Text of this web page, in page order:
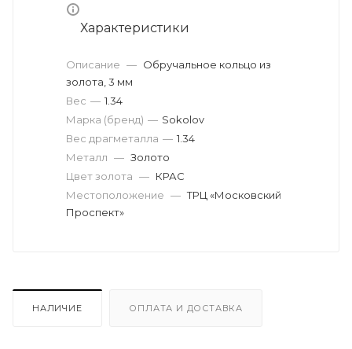
Характеристики
Описание — Обручальное кольцо из
золота, 3 мм
Вес драгметалла — 1.34
Марка (бренд) — Sokolov
Вес — 1.34
Металл — Золото
Цвет золота — КРАС
Местоположение — ТРЦ «Московский
Проспект»
НАЛИЧИЕ ОПЛАТА И ДОСТАВКА